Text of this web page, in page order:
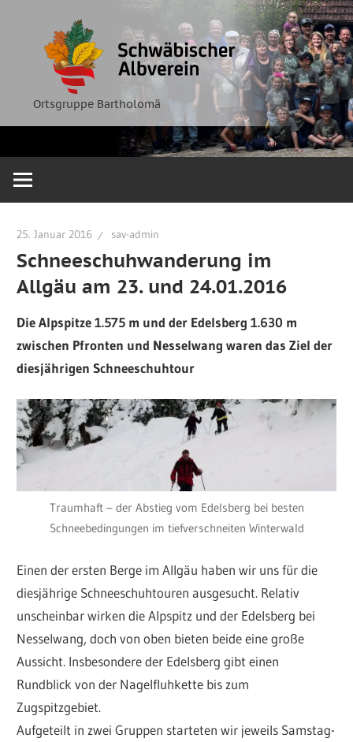
springen
Ortsgruppe Bartholomä
Albverein
Ortsgruppe
Bartholomä
25. Januar 2016 sav-admin
Schneeschuhwanderung im
Allgäu am 23. und 24.01.2016
Die Alpspitze 1.575 m und der Edelsberg 1.630 m
zwischen Pfronten und Nesselwang waren das Ziel der
diesjährigen Schneeschuhtour
Traumhaft – der Abstieg vom Edelsberg bei besten
Schneebedingungen im tiefverschneiten Winterwald
Einen der ersten Berge im Allgäu haben wir uns für die
diesjährige Schneeschuhtouren ausgesucht. Relativ
unscheinbar wirken die Alpspitz und der Edelsberg bei
Nesselwang, doch von oben bieten beide eine große
Aussicht. Insbesondere der Edelsberg gibt einen
Rundblick von der Nagelfluhkette bis zum
Zugspitzgebiet.
Aufgeteilt in zwei Gruppen starteten wir jeweils Samstag-